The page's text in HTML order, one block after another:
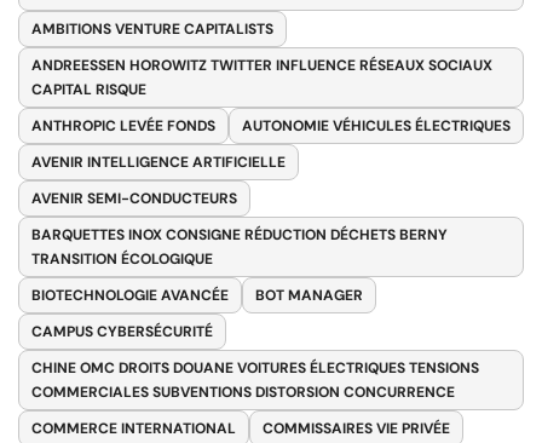
AMBITIONS VENTURE CAPITALISTS
ANDREESSEN HOROWITZ TWITTER INFLUENCE RÉSEAUX SOCIAUX
CAPITAL RISQUE
ANTHROPIC LEVÉE FONDS
AUTONOMIE VÉHICULES ÉLECTRIQUES
AVENIR INTELLIGENCE ARTIFICIELLE
AVENIR SEMI-CONDUCTEURS
BARQUETTES INOX CONSIGNE RÉDUCTION DÉCHETS BERNY
TRANSITION ÉCOLOGIQUE
BIOTECHNOLOGIE AVANCÉE
BOT MANAGER
CAMPUS CYBERSÉCURITÉ
CHINE OMC DROITS DOUANE VOITURES ÉLECTRIQUES TENSIONS
COMMERCIALES SUBVENTIONS DISTORSION CONCURRENCE
COMMERCE INTERNATIONAL
COMMISSAIRES VIE PRIVÉE